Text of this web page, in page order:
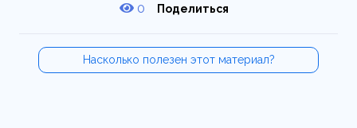
0 Поделиться
Насколько полезен этот материал?